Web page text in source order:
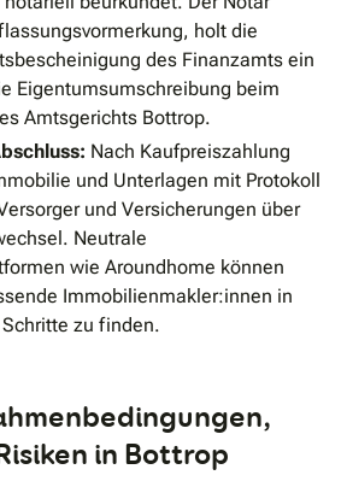
holt die
des Finanzamts ein
Eigentumsumschreibung beim
Amtsgerichts Bottrop.
Nach Kaufpreiszahlung
und Unterlagen mit Protokoll
und Versicherungen über
Neutrale
wie Aroundhome können
Immobilienmakler:innen in
zu finden.
in Bottrop